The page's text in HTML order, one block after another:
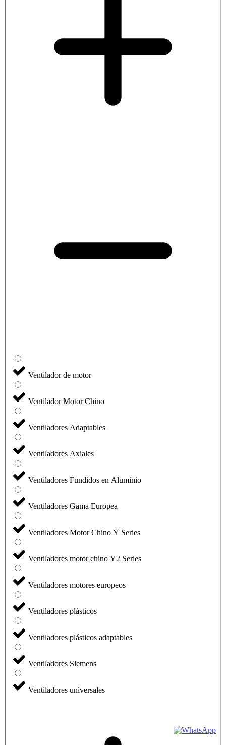
Ventilador de motor
Ventilador Motor Chino
Ventiladores Adaptables
Ventiladores Axiales
Ventiladores Fundidos en Aluminio
Ventiladores Gama Europea
Ventiladores Motor Chino Y Series
Ventiladores motor chino Y2 Series
Ventiladores motores europeos
Ventiladores plásticos
Ventiladores plásticos adaptables
Ventiladores Siemens
Ventiladores universales